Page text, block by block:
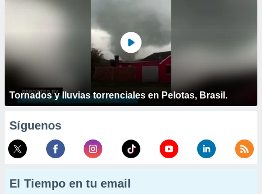
Tornados y lluvias torrenciales en Pelotas, Brasil.
Síguenos
El Tiempo en tu email